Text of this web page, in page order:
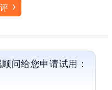
问给您申请试用：